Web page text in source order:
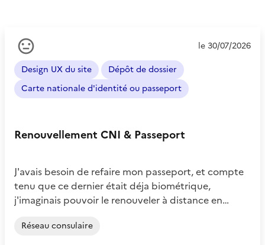
Renouvellement CNI & Passeport
l'usager
:
le 30/07/2026
Design UX du site
Dépôt de dossier
Carte nationale d'identité ou passeport
J'avais besoin de refaire mon passeport, et compte
tenu que ce dernier était déja biométrique,
j'imaginais pouvoir le renouveler à distance en…
Réseau consulaire